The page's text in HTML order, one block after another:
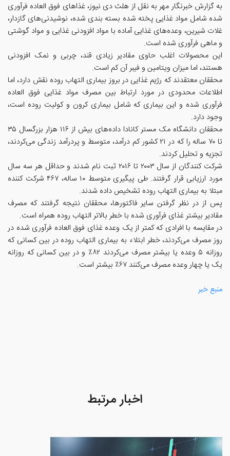
به گزارش خبرنگار مهر به نقل از هلث دی نیوز، غذاهای فوق العاده فرآوری
شده شامل مواد غذایی پخته شده بسته بندی شده، نوشیدنی‌های گازدار،
غلات شیرین، وعده‌های غذایی آماده با مواد افزودنی غذایی و مواد گوشتی
و ماهی فرآوری شده است.
این محصولات اغلب حاوی مقادیر زیادی قند، چربی و نمک افزودنی
هستند، اما میزان ویتامین و فیبر آن کم است.
محققان معتقدند که رژیم غذایی در بروز بیماری التهاب روده نقش دارد، اما
اطلاعات محدودی در مورد ارتباط بین مصرف مواد غذایی فوق العاده
فرآوری شده و این بیماری که شامل بیماری کرون و کولیت روده است،
وجود دارد.
محققان دانشگاه مک مستر کانادا داده‌های بیش از ۱۱۶ هزار بزرگسال ۳۵
تا ۷۰ ساله را که در ۲۱ کشور کم درآمد، متوسط و پردرآمد زندگی می‌کردند،
تجزیه و تحلیل کردند.
شرکت کنندگان از سال ۲۰۰۳ تا ۲۰۱۶ ثبت نام شدند و حداقل هر سه سال
مورد ارزیابی قرار گرفتند. طی پیگیری متوسط ۱۰ ساله، ۴۶۷ شرکت کننده
مبتلا به بیماری التهاب روده تشخیص داده شدند.
پس از در نظر گرفتن سایر فاکتورها، محققان نتیجه گرفتند که مصرف
مقادیر بیشتر غذای فرآوری شده با خطر بالاتر التهاب روده همراه است.
در مقایسه با افرادی که کمتر از یک وعده غذای فوق العاده فرآوری شده در
روز مصرف می‌کردند، خطر ابتلاء به بیماری التهاب روده در بین کسانی که
روزانه ۵ وعده یا بیشتر مصرف می‌کردند ۸۲٪ و در بین کسانی که روزانه
یک یا چهار وعده مصرف می‌کنند ۶۷٪ بیشتر است.
منبع خبر
اخبار مرتبط